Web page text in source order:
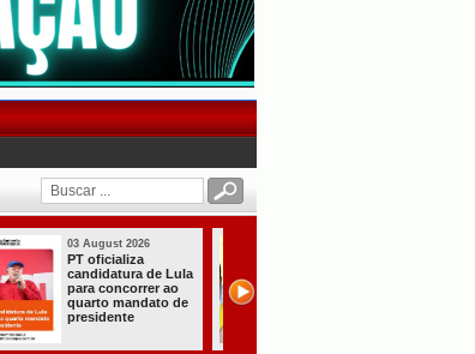
03 August 2026
Efraim Filho
anuncia Nayana
Pontes, esposa do
Cabo Gilberto,
como vice na